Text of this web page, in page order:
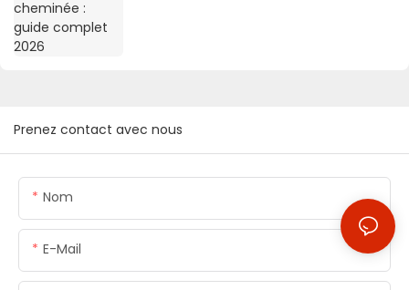
Prenez contact avec nous
Nom
E-Mail